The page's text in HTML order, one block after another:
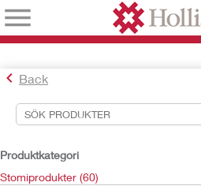
Back
Produktkategori
Stomiprodukter (60)
Sökverktyg
Dina val:
Stomiprodukter